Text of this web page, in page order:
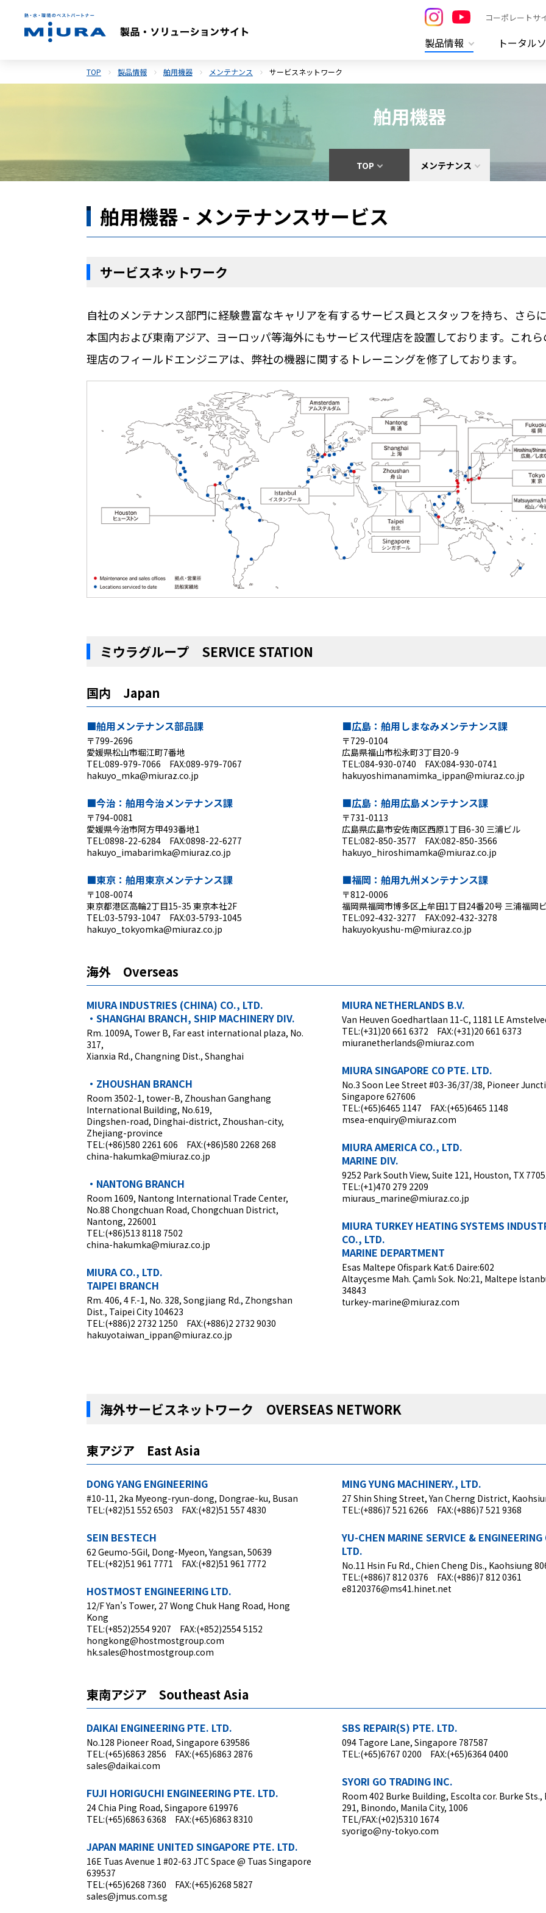
コーポレートサ
製品情報 トータル
TOP 製品情報 舶用機器 メンテナンス サービスネットワーク
舶用機器
TOP メンテナンス
舶用機器 - メンテナンスサービス
サービスネットワーク
自社のメンテナンス部門に経験豊富なキャリアを有するサービス員とスタッフを持ち、さら
本国内および東南アジア、ヨーロッパ等海外にもサービス代理店を設置しております。これ
理店のフィールドエンジニアは、弊社の機器に関するトレーニングを修了しております。
ミウラグループ SERVICE STATION
国内 Japan
■舶用メンテナンス部品課
〒799-2696
愛媛県松山市堀江町7番地
TEL:089-979-7066 FAX:089-979-7067
hakuyo_mka@miuraz.co.jp
■今治：舶用今治メンテナンス課
〒794-0081
愛媛県今治市阿方甲493番地1
TEL:0898-22-6284 FAX:0898-22-6277
hakuyo_imabarimka@miuraz.co.jp
■東京：舶用東京メンテナンス課
〒108-0074
東京都港区高輪2丁目15-35 東京本社2F
TEL:03-5793-1047 FAX:03-5793-1045
hakuyo_tokyomka@miuraz.co.jp
■広島：舶用しまなみメンテナンス課
〒729-0104
広島県福山市松永町3丁目20-9
TEL:084-930-0740 FAX:084-930-0741
hakuyoshimanamimka_ippan@miuraz.co.jp
■広島：舶用広島メンテナンス課
〒731-0113
広島県広島市安佐南区西原1丁目6-30 三浦ビル
TEL:082-850-3577 FAX:082-850-3566
hakuyo_hiroshimamka@miuraz.co.jp
■福岡：舶用九州メンテナンス課
〒812-0006
福岡県福岡市博多区上牟田1丁目24番20号 三浦福岡
TEL:092-432-3277 FAX:092-432-3278
hakuyokyushu-m@miuraz.co.jp
海外 Overseas
MIURA INDUSTRIES (CHINA) CO., LTD.
・SHANGHAI BRANCH, SHIP MACHINERY DIV.
Rm. 1009A, Tower B, Far east international plaza, No.
317,
Xianxia Rd., Changning Dist., Shanghai
・ZHOUSHAN BRANCH
Room 3502-1, tower-B, Zhoushan Ganghang
International Building, No.619,
Dingshen-road, Dinghai-district, Zhoushan-city,
Zhejiang-province
TEL:(+86)580 2261 606 FAX:(+86)580 2268 268
china-hakumka@miuraz.co.jp
・NANTONG BRANCH
Room 1609, Nantong International Trade Center,
No.88 Chongchuan Road, Chongchuan District,
Nantong, 226001
TEL:(+86)513 8118 7502
china-hakumka@miuraz.co.jp
MIURA CO., LTD.
TAIPEI BRANCH
Rm. 406, 4 F.-1, No. 328, Songjiang Rd., Zhongshan
Dist., Taipei City 104623
TEL:(+886)2 2732 1250 FAX:(+886)2 2732 9030
hakuyotaiwan_ippan@miuraz.co.jp
MIURA NETHERLANDS B.V.
Van Heuven Goedhartlaan 11-C, 1181 LE
TEL:(+31)20 661 6372 FAX:(+31)20 661 6373
miuranetherlands@miuraz.com
MIURA SINGAPORE CO PTE. LTD.
No.3 Soon Lee Street #03-36/37/38, Pioneer
Singapore 627606
TEL:(+65)6465 1147 FAX:(+65)6465 1148
msea-enquiry@miuraz.com
MIURA AMERICA CO., LTD.
MARINE DIV.
9252 Park South View, Suite 121, Houston, TX
TEL:(+1)470 279 2209
miuraus_marine@miuraz.co.jp
MIURA TURKEY HEATING SYSTEMS
CO., LTD.
MARINE DEPARTMENT
Esas Maltepe Ofispark Kat:6 Daire:602
Altayçesme Mah. Çamlı Sok. No:21, Maltepe
34843
turkey-marine@miuraz.com
海外サービスネットワーク OVERSEAS NETWORK
東アジア East Asia
DONG YANG ENGINEERING
#10-11, 2ka Myeong-ryun-dong, Dongrae-ku, Busan
TEL:(+82)51 552 6503 FAX:(+82)51 557 4830
SEIN BESTECH
62 Geumo-5Gil, Dong-Myeon, Yangsan, 50639
TEL:(+82)51 961 7771 FAX:(+82)51 961 7772
HOSTMOST ENGINEERING LTD.
12/F Yan’s Tower, 27 Wong Chuk Hang Road, Hong
Kong
TEL:(+852)2554 9207 FAX:(+852)2554 5152
hongkong@hostmostgroup.com
hk.sales@hostmostgroup.com
MING YUNG MACHINERY., LTD.
27 Shin Shing Street, Yan Cherng District,
TEL:(+886)7 521 6266 FAX:(+886)7 521 9368
YU-CHEN MARINE SERVICE & ENGINEERING
LTD.
No.11 Hsin Fu Rd., Chien Cheng Dis., Kaohsiung
TEL:(+886)7 812 0376 FAX:(+886)7 812 0361
e8120376@ms41.hinet.net
東南アジア Southeast Asia
DAIKAI ENGINEERING PTE. LTD.
No.128 Pioneer Road, Singapore 639586
TEL:(+65)6863 2856 FAX:(+65)6863 2876
sales@daikai.com
FUJI HORIGUCHI ENGINEERING PTE. LTD.
24 Chia Ping Road, Singapore 619976
TEL:(+65)6863 6368 FAX:(+65)6863 8310
JAPAN MARINE UNITED SINGAPORE PTE. LTD.
16E Tuas Avenue 1 #02-63 JTC Space @ Tuas Singapore
639537
TEL:(+65)6268 7360 FAX:(+65)6268 5827
sales@jmus.com.sg
SBS REPAIR(S) PTE. LTD.
094 Tagore Lane, Singapore 787587
TEL:(+65)6767 0200 FAX:(+65)6364 0400
SYORI GO TRADING INC.
Room 402 Burke Building, Escolta cor. Burke Sts.,
291, Binondo, Manila City, 1006
TEL/FAX:(+02)5310 1674
syorigo@ny-tokyo.com